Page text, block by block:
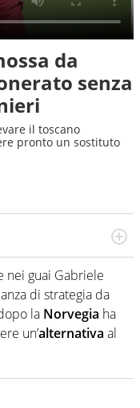
da
senza
il toscano
pronto un sostituto
Sport segue anche
esalta competenze e
HaBaWaBa, il più
al mondo
nei guai Gabriele
di strategia da
la Norvegia ha
un’alternativa al